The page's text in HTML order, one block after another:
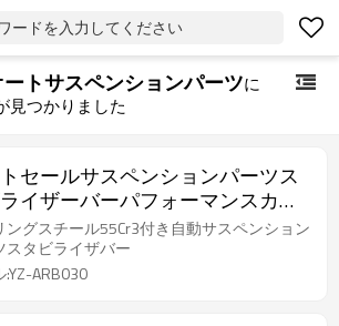
ードを入力してください
トサスペンションパーツに
見つかりました
セールサスペンションパーツス
イザーバーパフォーマンスカー
ングスチール55Cr3付き自動サスペンション
スタビライザバー
:YZ-ARB030